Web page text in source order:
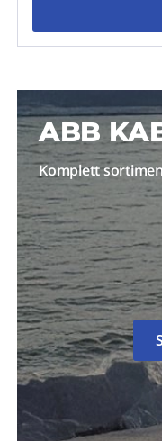
ABB
Komplett